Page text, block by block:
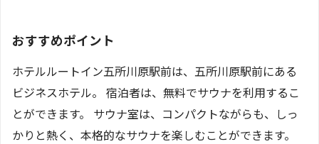
おすすめポイント
ホテルルートイン五所川原駅前は、五所川原駅前にある
ビジネスホテル。 宿泊者は、無料でサウナを利用するこ
とができます。 サウナ室は、コンパクトながらも、しっ
かりと熱く、本格的なサウナを楽しむことができます。